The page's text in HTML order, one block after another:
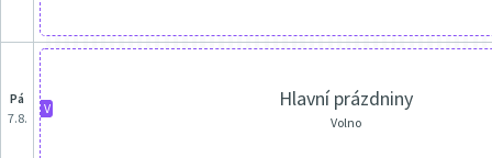
pá
7.8.
V Hlavní prázdniny
Volno